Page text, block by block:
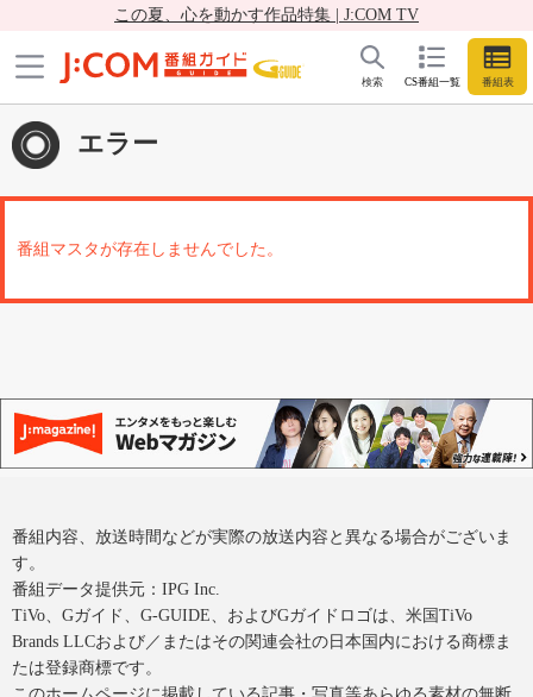
この夏、心を動かす作品特集 | J:COM TV
CS番組一覧 番組表
検索
エラー
番組マスタが存在しませんでした。
番組内容、放送時間などが実際の放送内容と異なる場合がございま
す。
番組データ提供元：IPG Inc.
TiVo、Gガイド、G-GUIDE、およびGガイドロゴは、米国TiVo
Brands LLCおよび／またはその関連会社の日本国内における商標ま
たは登録商標です。